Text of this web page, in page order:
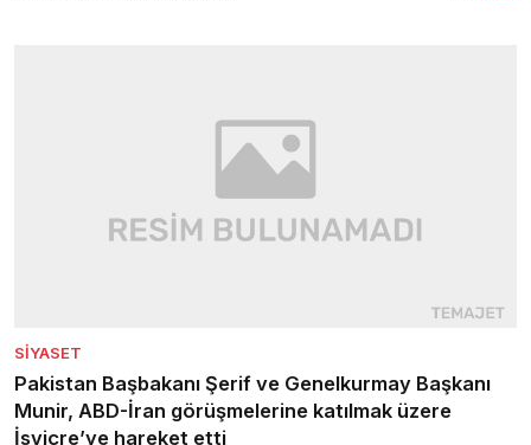
SIYASET
Pakistan Başbakanı Şerif ve Genelkurmay Başkanı
Munir, ABD-İran görüşmelerine katılmak üzere
İsviçre’ye hareket etti